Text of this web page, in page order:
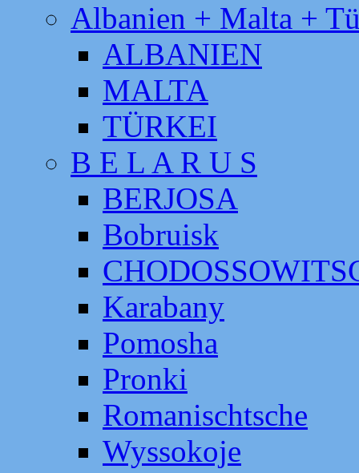
Albanien + Malta +
ALBANIEN
MALTA
TÜRKEI
B E L A R U S
BERJOSA
Bobruisk
Karabany
Pomosha
Pronki
Romanischtsche
Wyssokoje